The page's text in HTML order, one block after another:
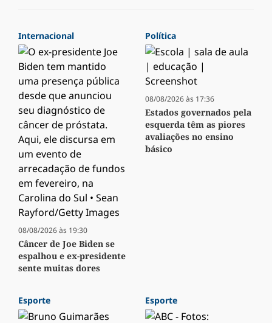
Internacional
08/08/2026 às 19:30
Câncer de Joe Biden se
espalhou e ex-presidente
sente muitas dores
Política
08/08/2026 às 17:36
Estados governados pela
esquerda têm as piores
avaliações no ensino
básico
Esporte Esporte